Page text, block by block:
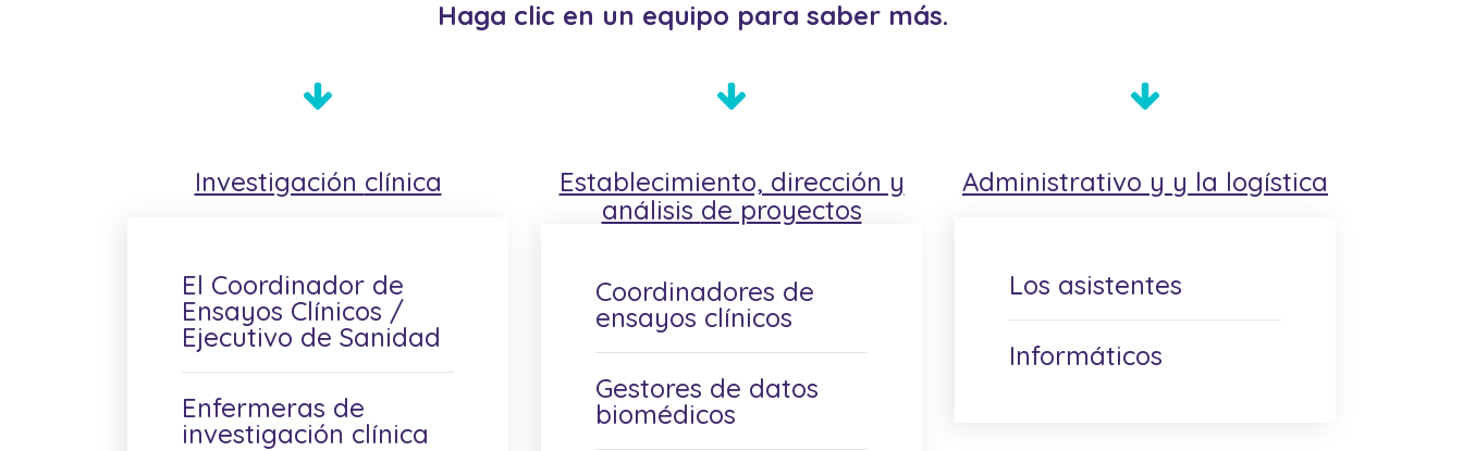
Haga clic en un equipo para saber más.
Investigación clínica
El Coordinador de
Ensayos Clínicos /
Ejecutivo de Sanidad
Enfermeras de
investigación clínica
Establecimiento, dirección y
análisis de proyectos
Coordinadores de
ensayos clínicos
Gestores de datos
biomédicos
Administrativo y y la logística
Los asistentes
Informáticos